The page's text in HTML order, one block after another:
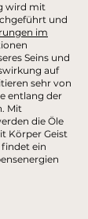
wird mit
und
im
Seins und
auf
sehr von
entlang der
Mit
die Öle
Körper Geist
findet ein